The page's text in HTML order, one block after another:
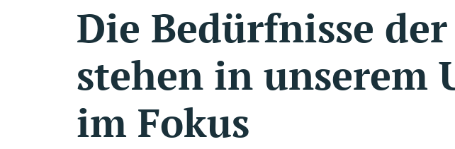
Die Bedürfnisse
stehen in unserem
im Fokus